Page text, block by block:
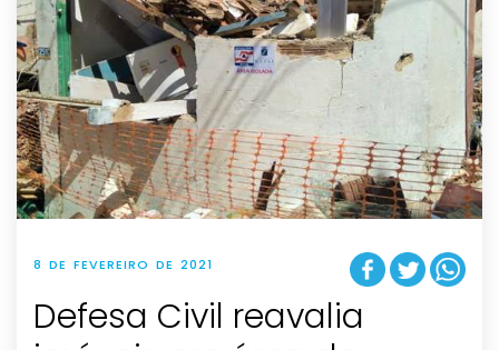
8 DE FEVEREIRO DE 2021
Defesa Civil reavalia